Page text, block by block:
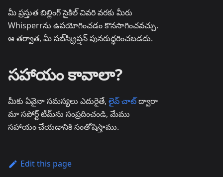
మీ ప్రస్తుత బిల్లింగ్ సైకిల్ చివరి వరకు మీరు
Whisperrను ఉపయోగించడం కొనసాగించవచ్చు.
ఆ తర్వాత, మీ సబ్‌స్క్రిప్షన్ పునరుద్ధరించబడదు.
సహాయం కావాలా?
మీకు ఏవైనా సమస్యలు ఎదురైతే, లైవ్ చాట్ద్వారా
మా సపోర్ట్ టీమ్‌ను సంప్రదించండి, మేము
సహాయం చేయడానికి సంతోషిస్తాము.
Edit this page